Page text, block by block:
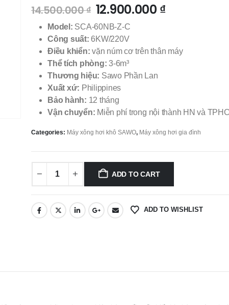
14.500.000₫ 12.900.000 ₫
Model: SCA-60NB-Z-C
Công suất: 6KW/220V
Điều khiển: vặn núm cơ trên thân máy
Thể tích phòng: 3-6m³
Thương hiệu: Sawo Phần Lan
Xuất xứ: Philippines
Bảo hành: 12 tháng
Vận chuyển: Miễn phí trong nội thành HN và
Categories: Máy xông hơi khô SAWO, Máy xông hơi gia đình
ADD TO CART
ADD TO WISHLIST